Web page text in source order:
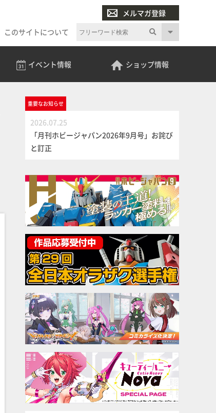
メルマガ登録
このサイトについて
イベント情報 ショップ情報
重要なお知らせ
2026.07.25
「月刊ホビージャパン2026年9月号」お詫び
と訂正